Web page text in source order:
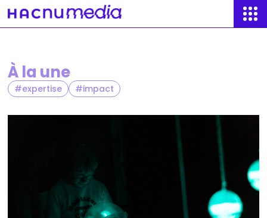
À la une
expertise impact